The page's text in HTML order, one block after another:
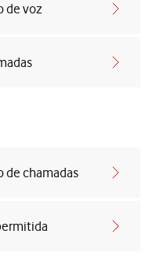
de voz
de chamadas